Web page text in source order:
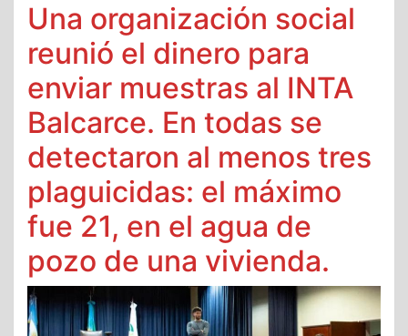
Una organización social
reunió el dinero para
enviar muestras al INTA
Balcarce. En todas se
detectaron al menos tres
plaguicidas: el máximo
fue 21, en el agua de
pozo de una vivienda.